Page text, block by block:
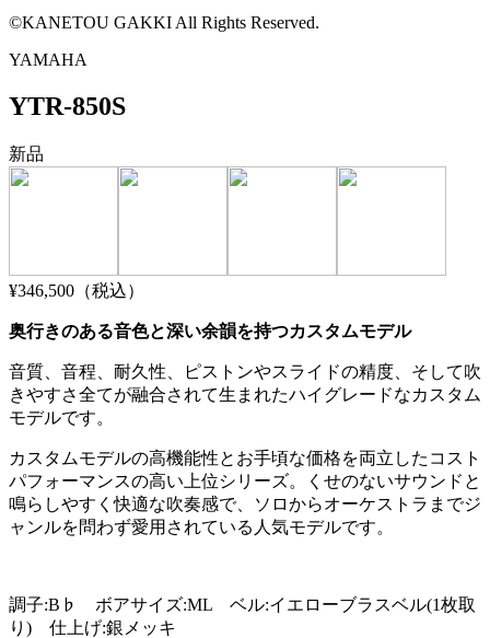
©KANETOU GAKKI All Rights Reserved.
YAMAHA
YTR-850S
新品
¥346,500 （税込）
奥行きのある音色と深い余韻を持つカスタムモデル
音質、音程、耐久性、ピストンやスライドの精度、そして吹
きやすさ全てが融合されて生まれたハイグレードなカスタム
モデルです。
カスタムモデルの高機能性とお手頃な価格を両立したコスト
パフォーマンスの高い上位シリーズ。くせのないサウンドと
鳴らしやすく快適な吹奏感で、ソロからオーケストラまでジ
ャンルを問わず愛用されている人気モデルです。
調子:B♭ ボアサイズ:ML ベル:イエローブラスベル(1枚取
り) 仕上げ:銀メッキ